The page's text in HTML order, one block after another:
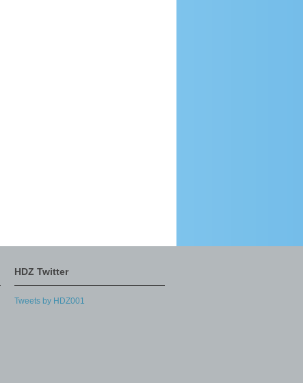
HDZ Twitter
Tweets by HDZ001